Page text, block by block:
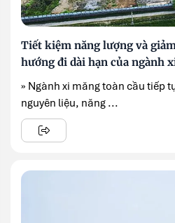
Tiết kiệm năng lượng và
hướng đi dài hạn của ngành
» Ngành xi măng toàn cầu tiếp
nguyên liệu, năng ...